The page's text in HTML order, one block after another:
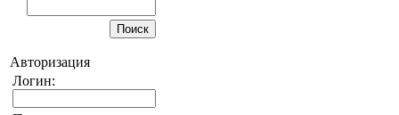
Авторизация
Логин: